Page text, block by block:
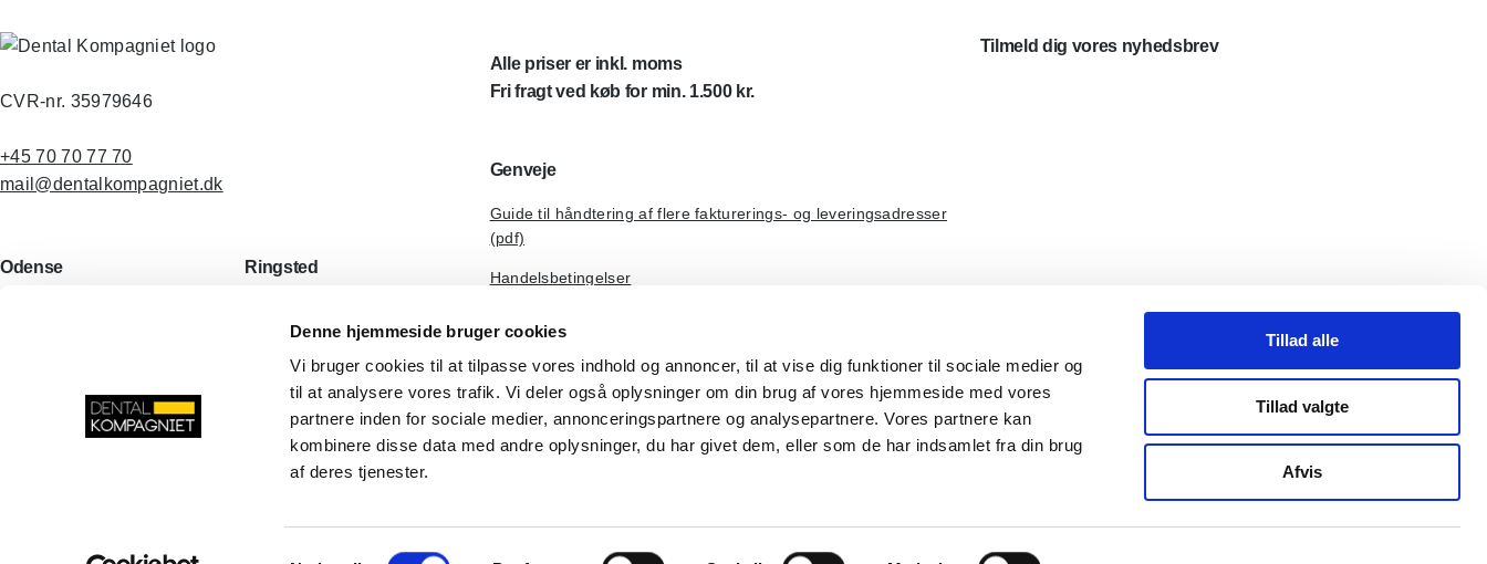
Denne hjemmeside bruger cookies
Vi bruger cookies til at tilpasse vores indhold og annoncer, til at vise dig funktioner til sociale medier og
til at analysere vores trafik. Vi deler også oplysninger om din brug af vores hjemmeside med vores
partnere inden for sociale medier, annonceringspartnere og analysepartnere. Vores partnere kan
kombinere disse data med andre oplysninger, du har givet dem, eller som de har indsamlet fra din brug
af deres tjenester.
Samtykkevalg
Tillad alle
Tillad valgte
Afvis
CVR-nr. 35979646
+45 70 70 77 70
mail@dentalkompagniet.dk
Odense Ringsted
4100 Ringsted
Danmark
Instagram
Alle priser er inkl. moms
Fri fragt ved køb for min. 1.500 kr.
Genveje
Guide til håndtering af flere fakturerings- og leveringsadresser
(pdf)
Handelsbetingelser
Tilmeld dig vores nyhedsbrev